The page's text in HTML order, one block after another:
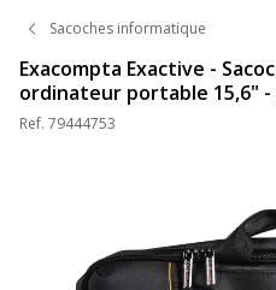
Sacoches informatique
Exacompta Exactive -
ordinateur portable 15,6"
Ref. 79444753